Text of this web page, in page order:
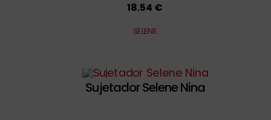
18.54 €
SELENE
Sujetador Selene Nina